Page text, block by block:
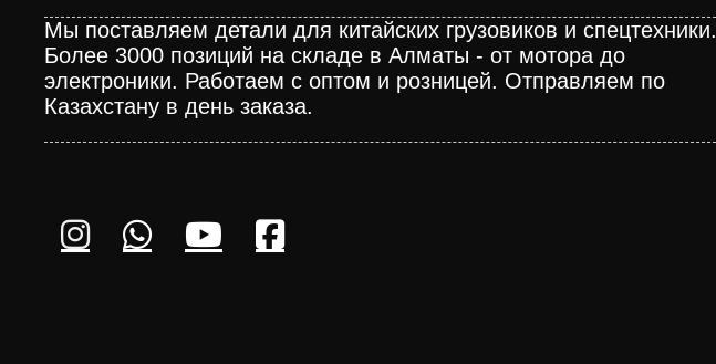
Мы поставляем детали для китайских грузовиков и спецтехники.
Более 3000 позиций на складе в Алматы - от мотора до
электроники. Работаем с оптом и розницей. Отправляем по
Казахстану в день заказа.